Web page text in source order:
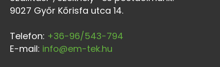
9027 Győr Kőrisfa utca 14.
Telefon: +36-96/543-794
E-mail: info@em-tek.hu